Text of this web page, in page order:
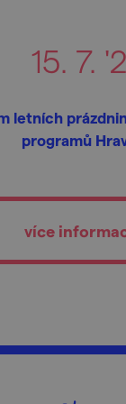
15. 7.
letních
programů
více